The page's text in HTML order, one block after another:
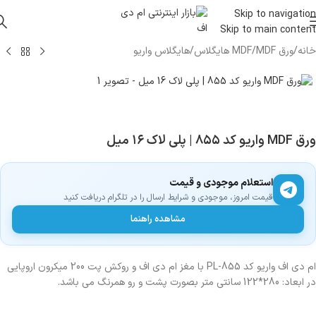
Skip to navigation
Skip to main content
خانه/ورق MDF /MDF هایگلاس /هایگلاس واریو
ورق MDF واریو کد ۸۵۵ | پلی لاک ۱۶ میل
استعلام موجودی و قیمت
قیمت امروز، موجودی و شرایط ارسال را در تلگرام دریافت کنید
مشاهده راهنما
ام دی اف واریو کد PL-855 با مغز ام دی اف و روکش پت 200 میکرون اروپایی
در ابعاد: 280*122 سانتی متر بصورت پشت و رو همرنگ می باشد.